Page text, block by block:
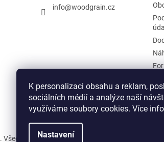
K personalizaci obsahu a reklam,
sociálních médií a analýze naší
využíváme soubory cookies. Více
Nastavení
info@woodgrain.cz
. Všechna práva vyhrazena.